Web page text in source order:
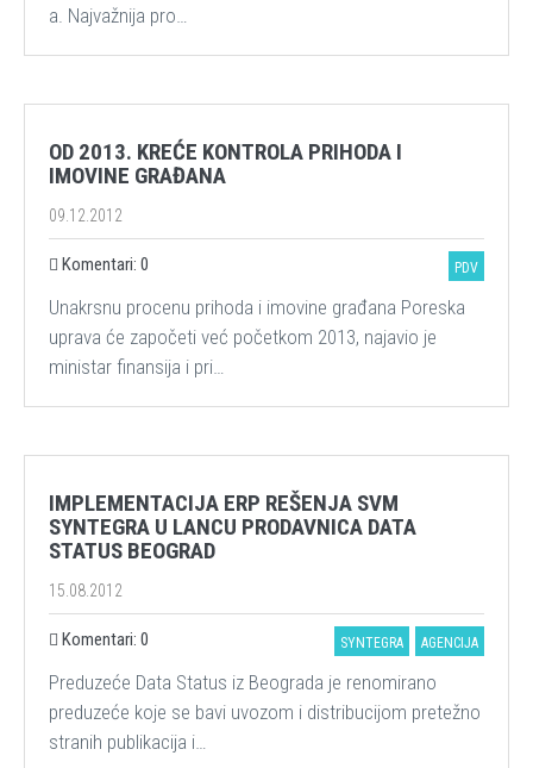
a. Najvažnija pro…
OD 2013. KREĆE KONTROLA PRIHODA I
IMOVINE GRAĐANA
09.12.2012
Komentari: 0 PDV
Unakrsnu procenu prihoda i imovine građana Poreska
uprava će započeti već početkom 2013, najavio je
ministar finansija i pri…
IMPLEMENTACIJA ERP REŠENJA SVM
SYNTEGRA U LANCU PRODAVNICA DATA
STATUS BEOGRAD
15.08.2012
Komentari: 0 SYNTEGRA AGENCIJA
Preduzeće Data Status iz Beograda je renomirano
preduzeće koje se bavi uvozom i distribucijom pretežno
stranih publikacija i…